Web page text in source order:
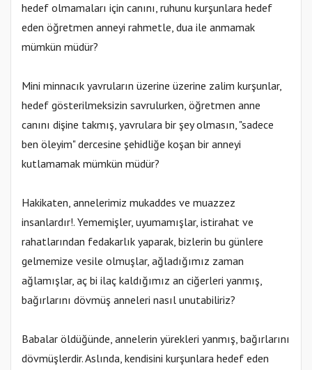
hedef olmamaları için canını, ruhunu kurşunlara hedef
eden öğretmen anneyi rahmetle, dua ile anmamak
mümkün müdür?
Mini minnacık yavruların üzerine üzerine zalim kurşunlar,
hedef gösterilmeksizin savrulurken, öğretmen anne
canını dişine takmış, yavrulara bir şey olmasın, "sadece
ben öleyim" dercesine şehidliğe koşan bir anneyi
kutlamamak mümkün müdür?
Hakikaten, annelerimiz mukaddes ve muazzez
insanlardır!. Yememişler, uyumamışlar, istirahat ve
rahatlarından fedakarlık yaparak, bizlerin bu günlere
gelmemize vesile olmuşlar, ağladığımız zaman
ağlamışlar, aç bi ilaç kaldığımız an ciğerleri yanmış,
bağırlarını dövmüş anneleri nasıl unutabiliriz?
Babalar öldüğünde, annelerin yürekleri yanmış, bağırlarını
dövmüşlerdir. Aslında, kendisini kurşunlara hedef eden